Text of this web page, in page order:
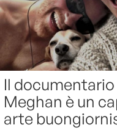
Il documentario
Meghan è un
arte